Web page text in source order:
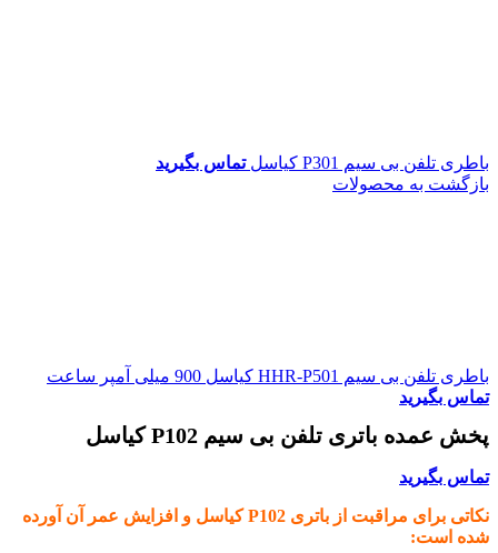
باطری تلفن بی سیم P301 کیاسل
تماس بگیرید
بازگشت به محصولات
باطری تلفن بی سیم HHR-P501 کیاسل 900 میلی آمپر ساعت
تماس بگیرید
پخش عمده باتری تلفن بی سیم P102 کیاسل
تماس بگیرید
نکاتی برای مراقبت از باتری P102 کیاسل و افزایش عمر آن آورده
شده است: